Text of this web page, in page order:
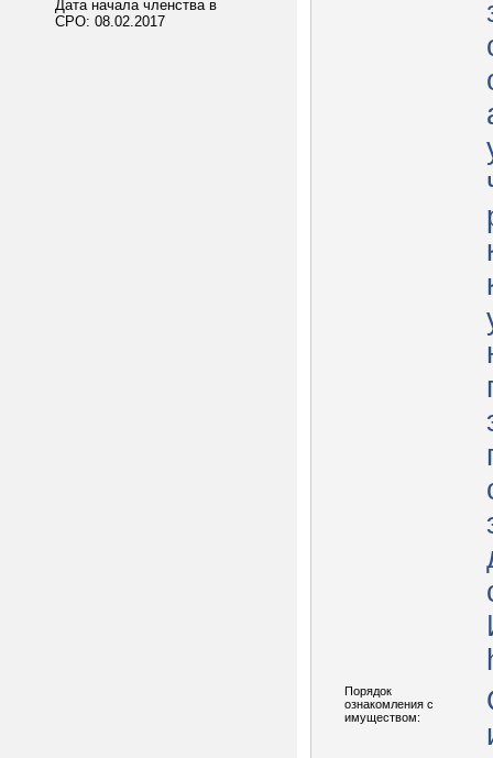
Дата начала членства в
СРО: 08.02.2017
Порядок
ознакомления с
имуществом: